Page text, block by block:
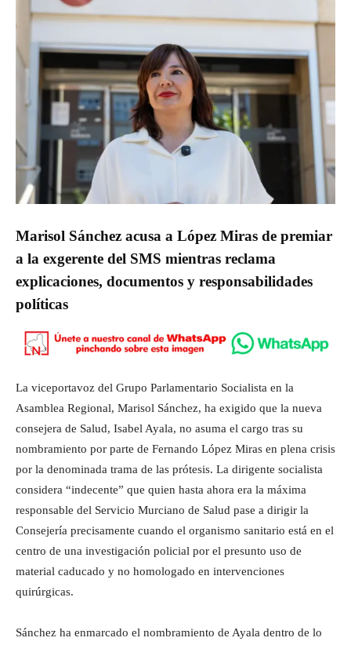
Marisol Sánchez acusa a López Miras de premiar
a la exgerente del SMS mientras reclama
explicaciones, documentos y responsabilidades
políticas
La viceportavoz del Grupo Parlamentario Socialista en la
Asamblea Regional, Marisol Sánchez, ha exigido que la nueva
consejera de Salud, Isabel Ayala, no asuma el cargo tras su
nombramiento por parte de Fernando López Miras en plena crisis
por la denominada trama de las prótesis. La dirigente socialista
considera “indecente” que quien hasta ahora era la máxima
responsable del Servicio Murciano de Salud pase a dirigir la
Consejería precisamente cuando el organismo sanitario está en el
centro de una investigación policial por el presunto uso de
material caducado y no homologado en intervenciones
quirúrgicas.
Sánchez ha enmarcado el nombramiento de Ayala dentro de lo